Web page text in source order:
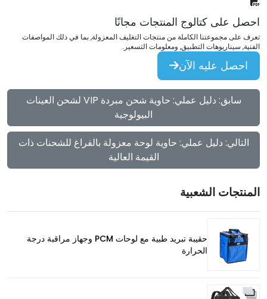
احصل على كتالوج المنتجات مجانًا
تعرف على مجموعتنا الكاملة من منتجات التغليف المعزولة, بما في ذلك المواصفات
الفنية, سيناريوهات التطبيق, ومعلومات التسعير.
احصل عليه الآن
سابق: دليل عملي: حاوية شحن مبردة VIP لشحن العينات
البيولوجية
التالي: دليل عملي: حاوية لوحة معزولة بالفراغ للشحنات ذات
القيمة العالية
المنتجات الشعبية
حقيبة تبريد طبية مع لوحات PCM وجهاز مراقبة درجة
الحرارة